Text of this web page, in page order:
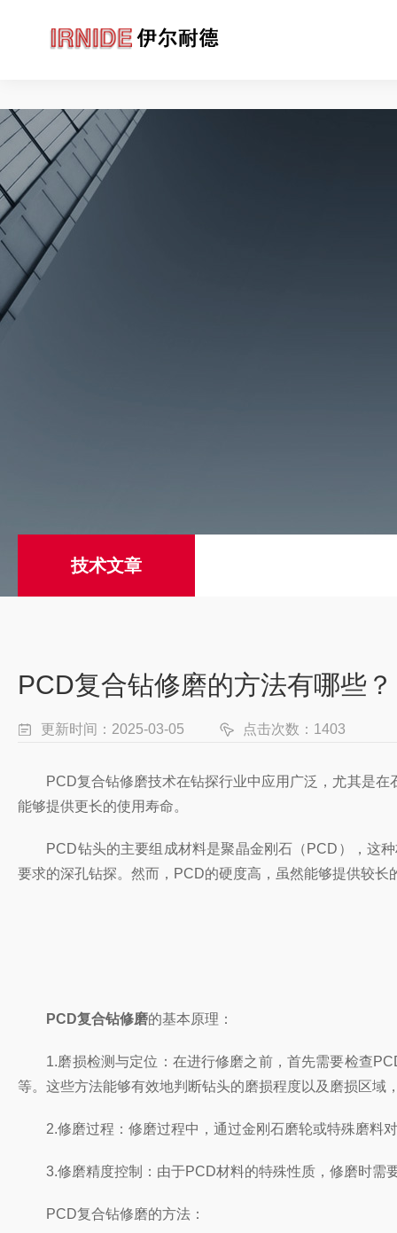
技术文章
PCD复合钻修磨的方法有哪些？
更新时间：2025-03-05 点击次数：1403
PCD复合钻修磨技术在钻探行业中应用广泛，尤其是在
能够提供更长的使用寿命。
PCD钻头的主要组成材料是聚晶金刚石（PCD），这种
要求的深孔钻探。然而，PCD的硬度高，虽然能够提供较
PCD复合钻修磨的基本原理：
1.磨损检测与定位：在进行修磨之前，首先需要检查
等。这些方法能够有效地判断钻头的磨损程度以及磨损区域
2.修磨过程：修磨过程中，通过金刚石磨轮或特殊磨料对
3.修磨精度控制：由于PCD材料的特殊性质，修磨时需要
PCD复合钻修磨的方法：